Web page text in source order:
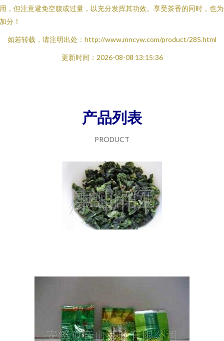
，但注意避免空腹或过量，以充分发挥其功效。享受茶香的同时，也
分！
如若转载，请注明出处：http://www.mncyw.com/product/285.html
更新时间：2026-08-08 13:15:36
产品列表
PRODUCT